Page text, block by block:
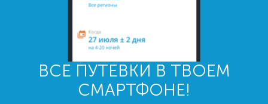
ВСЕ ПУТЕВКИ В ТВОЕМ
СМАРТФОНЕ!